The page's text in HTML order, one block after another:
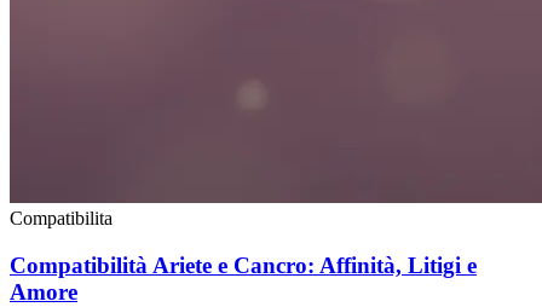
Compatibilita
Compatibilità Ariete e Cancro: Affinità, Litigi e
Amore